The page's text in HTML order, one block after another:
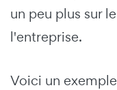
un peu plus sur
l'entreprise.
Voici un